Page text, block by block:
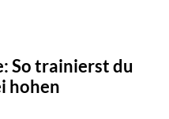
So trainierst du
hohen